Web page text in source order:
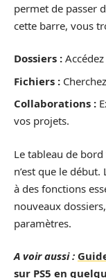
permet de passer
cette barre, vous
Dossiers :
Fichiers :
Collaborations :
vos projets.
Le tableau de
n’est que le
à des fonctions
nouveaux
paramètres.
A voir aussi :
sur PS5 en